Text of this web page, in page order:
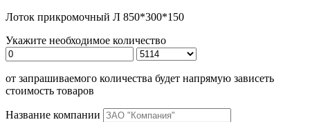
Лоток прикромочный Л 850*300*150
Укажите необходимое количество
от запрашиваемого количества будет напрямую зависеть
стоимость товаров
Название компании